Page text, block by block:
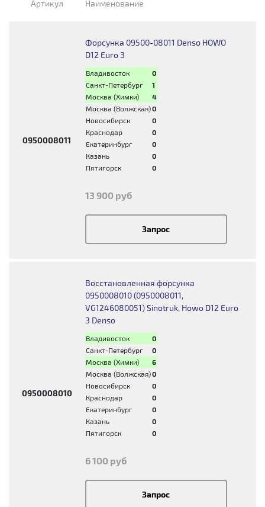
Артикул Наименование
0950008011
Форсунка 09500-08011 Denso HOWO
D12 Euro 3
Владивосток
0
Санкт-Петербург
1
Москва (Химки)
4
Москва (Волжская)0
Новосибирск
0
Краснодар
0
Екатеринбург
0
Казань
0
Пятигорск
0
13 900 руб
Запрос
0950008010
Восстановленная форсунка
0950008010 (0950008011,
VG1246080051) Sinotruk, Howo D12 Euro
3 Denso
Владивосток
0
Санкт-Петербург
0
Москва (Химки)
6
Москва (Волжская)0
Новосибирск
0
Краснодар
0
Екатеринбург
0
Казань
0
Пятигорск
0
6 100 руб
Запрос